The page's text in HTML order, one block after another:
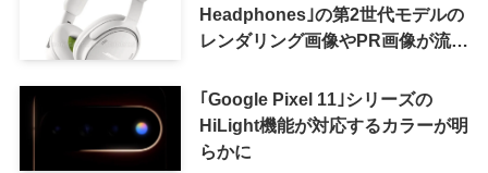
Headphones｣の第2世代モデルの
レンダリング画像やPR画像が流出
｢Google Pixel 11｣シリーズの
HiLight機能が対応するカラーが明
らかに